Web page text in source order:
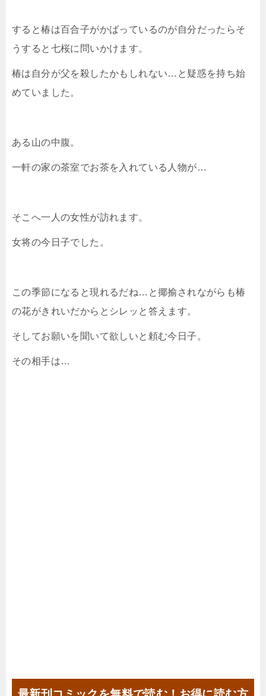
すると椿は百合子がかばっているのが自分だったらそ
うすると七桜に問いかけます。
椿は自分が父を殺したかもしれない…と疑惑を持ち始
めていました。
ある山の中腹。
一軒の家の茶室でお茶を入れている人物が…
そこへ一人の女性が訪れます。
女将の今日子でした。
この季節になると現れるだね…と揶揄されながらも椿
の花がきれいだからとシレッと答えます。
そしてお願いを聞いて欲しいと頼む今日子。
その相手は…